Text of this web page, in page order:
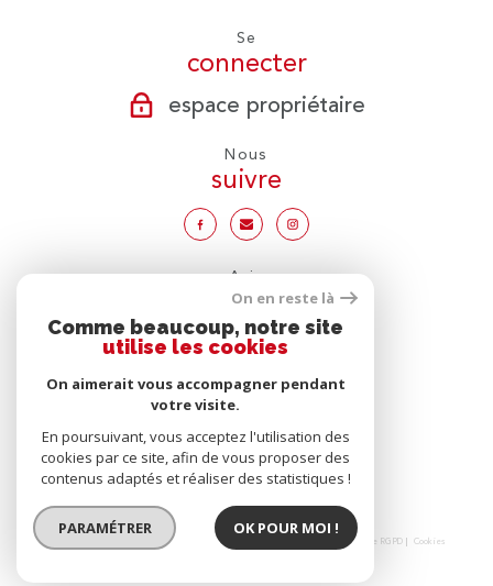
Se
connecter
espace propriétaire
Nous
suivre
Avis
clients
Nous
adhérons
© 2026 | Tous droits réservés | Traduction powered by Google |
Mentions légales Politique RGPD Cookies
On en reste là
Comme beaucoup, notre site
utilise les cookies
On aimerait vous accompagner pendant
votre visite.
En poursuivant, vous acceptez l'utilisation des
cookies par ce site, afin de vous proposer des
contenus adaptés et réaliser des statistiques !
PARAMÉTRER OK POUR MOI !